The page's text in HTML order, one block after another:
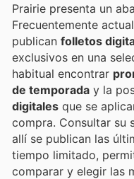
Prairie presenta un
Frecuentemente
publican folletos
exclusivos en una
habitual encontrar
de temporada y la
digitales que se
compra. Consultar su
allí se publican las
tiempo limitado,
comparar y elegir las